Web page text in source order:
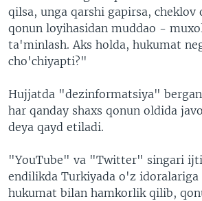
qilsa, unga qarshi gapirsa, cheklov
qonun loyihasidan muddao -
ta'minlash. Aks holda, hukumat
cho'chiyapti?"
Hujjatda "dеzinformatsiya"
har qanday shaxs qonun oldida
deya qayd etiladi.
"YouTube" va "Twitter" singari
endilikda Turkiyada o'z idoralariga
hukumat bilan hamkorlik qilib,